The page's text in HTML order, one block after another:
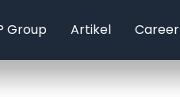
Group Artikel Career